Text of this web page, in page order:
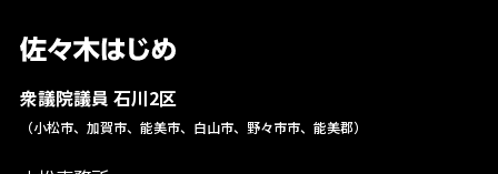
衆議院議員 石川2区
（小松市、加賀市、能美市、白山市、野々市市、能美郡）